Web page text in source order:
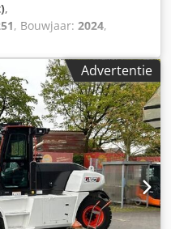
,
, Bouwjaar: 2024,
mm, ladingzwaartepunt:
masttype:triplex,
1.050 mm,
6.50-10,
Dkedpfxjzr Db Ho Amtor
Advertentie